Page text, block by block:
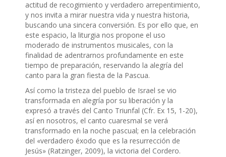
actitud de recogimiento y verdadero arrepentimiento,
y nos invita a mirar nuestra vida y nuestra historia,
buscando una sincera conversión. Es por ello que, en
este espacio, la liturgia nos propone el uso
moderado de instrumentos musicales, con la
finalidad de adentrarnos profundamente en este
tiempo de preparación, reservando la alegría del
canto para la gran fiesta de la Pascua.
Así como la tristeza del pueblo de Israel se vio
transformada en alegría por su liberación y la
expresó a través del Canto Triunfal (Cfr. Ex 15, 1-20),
así en nosotros, el canto cuaresmal se verá
transformado en la noche pascual; en la celebración
del «verdadero éxodo que es la resurrección de
Jesús» (Ratzinger, 2009), la victoria del Cordero.